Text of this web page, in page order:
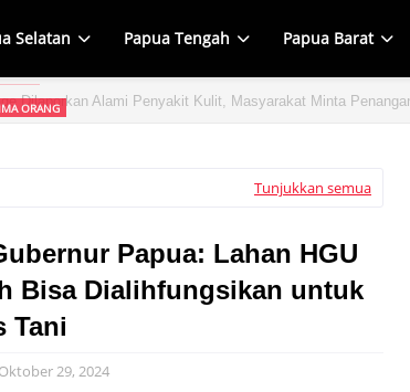
Selatan Papua Tengah Papua Barat
ORANG
Tunjukkan semua
Papua: Lahan HGU
Bisa Dialihfungsikan untuk
Tani
Oktober 29, 2024